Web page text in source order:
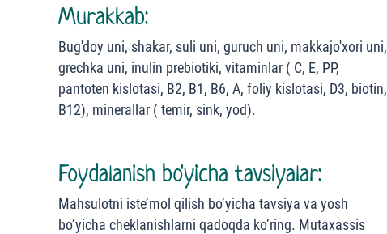
Murakkab:
Bug'doy uni, shakar, suli uni, guruch uni, makkajo'xori uni,
grechka uni, inulin prebiotiki, vitaminlar ( C, E, PP,
pantoten kislotasi, B2, B1, B6, A, foliy kislotasi, D3, biotin,
B12), minerallar ( temir, sink, yod).
Foydalanish bo'yicha tavsiyalar:
Mahsulotni iste’mol qilish bo’yicha tavsiya va yosh
bo’yicha cheklanishlarni qadoqda ko’ring. Mutaxassis